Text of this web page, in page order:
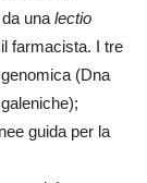
una lectio
farmacista. I tre
(Dna
guida per la